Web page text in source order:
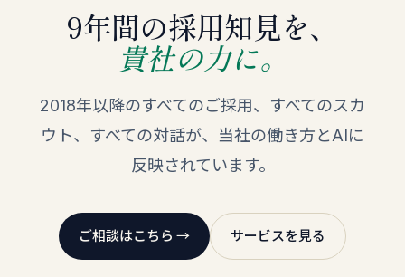
9年間の採用知見を、
貴社の力に。
2018年以降のすべてのご採用、すべてのスカ
ウト、すべての対話が、当社の働き方とAIに
反映されています。
ご相談はこちら → サービスを見る